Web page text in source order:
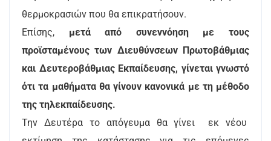
θερμοκρασιών που θα επικρατήσουν.
Επίσης, μετά από συνεννόηση με τους
προϊσταμένους των Διευθύνσεων Πρωτοβάθμιας
και Δευτεροβάθμιας Εκπαίδευσης, γίνεται γνωστό
ότι τα μαθήματα θα γίνουν κανονικά με τη μέθοδο
της τηλεκπαίδευσης.
Την Δευτέρα το απόγευμα θα γίνει εκ νέου